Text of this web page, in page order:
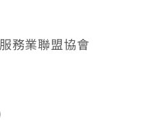
務業聯盟協會